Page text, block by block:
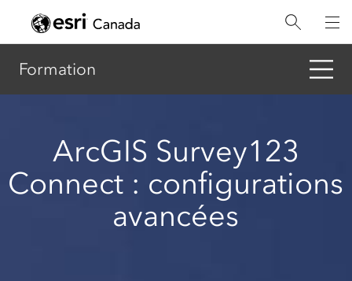
contenu
Formation
ArcGIS Survey123
Connect : configurations
avancées